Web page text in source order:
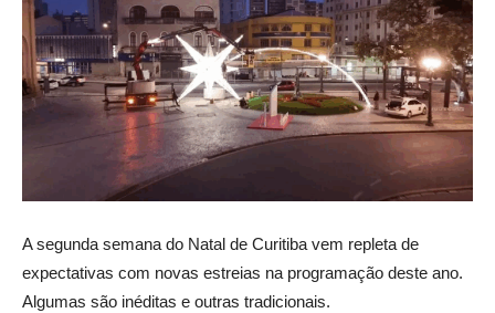
A segunda semana do Natal de Curitiba vem repleta de
expectativas com novas estreias na programação deste ano.
Algumas são inéditas e outras tradicionais.